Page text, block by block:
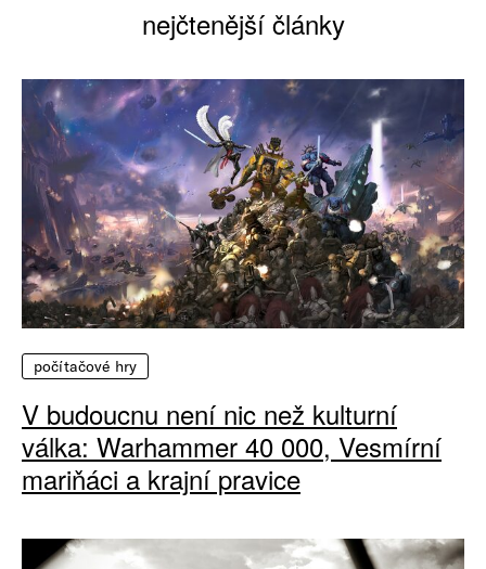
nejčtenější články
počítačové hry
V budoucnu není nic než kulturní
válka: Warhammer 40 000, Vesmírní
mariňáci a krajní pravice